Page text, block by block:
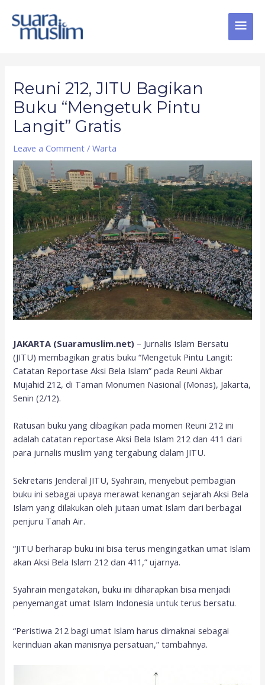
content
Reuni 212, JITU Bagikan
Buku “Mengetuk Pintu
Langit” Gratis
Leave a Comment /Warta
JAKARTA (Suaramuslim.net) – Jurnalis Islam Bersatu
(JITU) membagikan gratis buku “Mengetuk Pintu Langit:
Catatan Reportase Aksi Bela Islam” pada Reuni Akbar
Mujahid 212, di Taman Monumen Nasional (Monas), Jakarta,
Senin (2/12).
Ratusan buku yang dibagikan pada momen Reuni 212 ini
adalah catatan reportase Aksi Bela Islam 212 dan 411 dari
para jurnalis muslim yang tergabung dalam JITU.
Sekretaris Jenderal JITU, Syahrain, menyebut pembagian
buku ini sebagai upaya merawat kenangan sejarah Aksi Bela
Islam yang dilakukan oleh jutaan umat Islam dari berbagai
penjuru Tanah Air.
“JITU berharap buku ini bisa terus mengingatkan umat Islam
akan Aksi Bela Islam 212 dan 411,” ujarnya.
Syahrain mengatakan, buku ini diharapkan bisa menjadi
penyemangat umat Islam Indonesia untuk terus bersatu.
“Peristiwa 212 bagi umat Islam harus dimaknai sebagai
kerinduan akan manisnya persatuan,” tambahnya.